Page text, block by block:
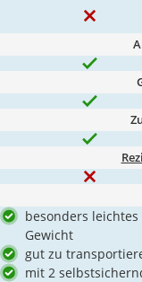
besonders leichtes
Gewicht
gut zu
mit 2